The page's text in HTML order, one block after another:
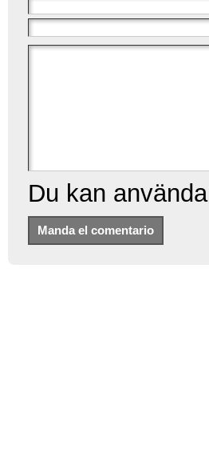
Du kan använda